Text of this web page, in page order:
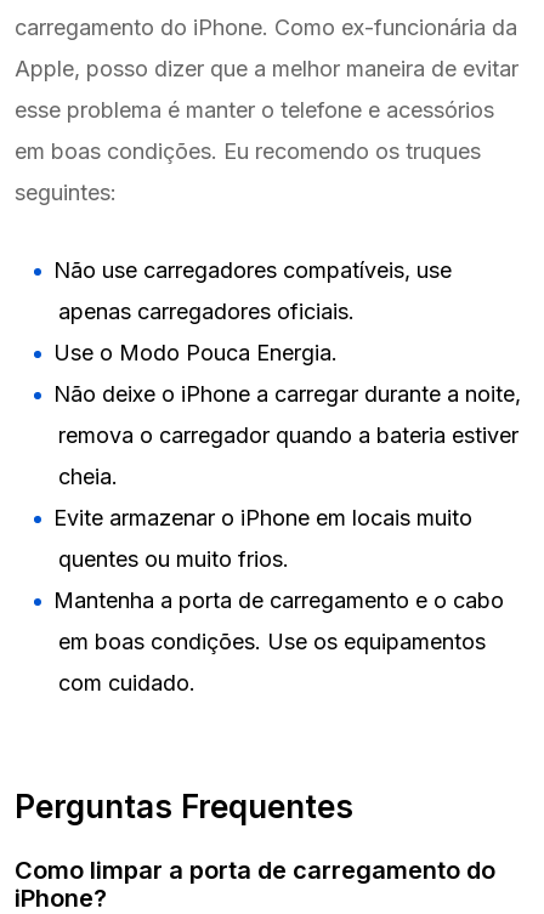
carregamento do iPhone. Como ex-funcionária da
Apple, posso dizer que a melhor maneira de evitar
esse problema é manter o telefone e acessórios
em boas condições. Eu recomendo os truques
seguintes:
Não use carregadores compatíveis, use
apenas carregadores oficiais.
Use o Modo Pouca Energia.
Não deixe o iPhone a carregar durante a noite,
remova o carregador quando a bateria estiver
cheia.
Evite armazenar o iPhone em locais muito
quentes ou muito frios.
Mantenha a porta de carregamento e o cabo
em boas condições. Use os equipamentos
com cuidado.
Perguntas Frequentes
Como limpar a porta de carregamento do
iPhone?